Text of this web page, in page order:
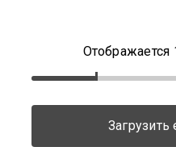
Отображается